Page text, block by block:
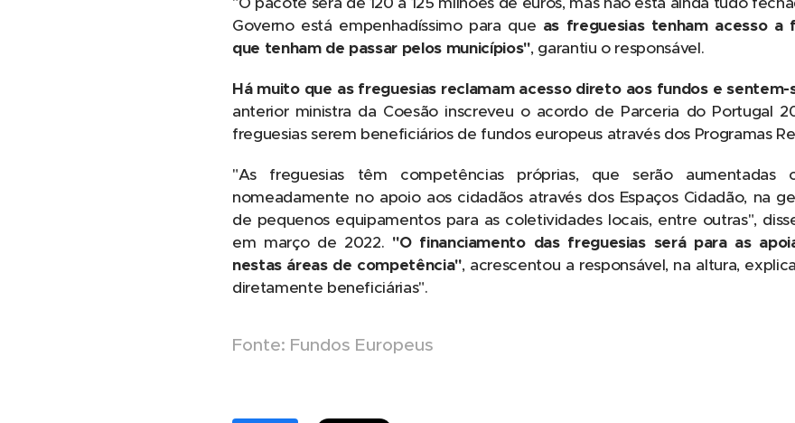
Governo está empenhadíssimo para que as freguesias tenham acesso a
que tenham de passar pelos municípios", garantiu o responsável.
Há muito que as freguesias reclamam acesso direto aos fundos e sentem-
anterior ministra da Coesão inscreveu o acordo de Parceria do Portugal
freguesias serem beneficiários de fundos europeus através dos Programas
"As freguesias têm competências próprias, que serão aumentadas
nomeadamente no apoio aos cidadãos através dos Espaços Cidadão, na
de pequenos equipamentos para as coletividades locais, entre outras",
em março de 2022. "O financiamento das freguesias será para as
nestas áreas de competência", acrescentou a responsável, na altura,
diretamente beneficiárias".
Fonte: Fundos Europeus